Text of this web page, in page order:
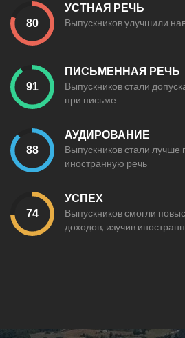
УСТНАЯ РЕЧЬ
Выпускников улучшили
ПИСЬМЕННАЯ РЕЧЬ
Выпускников стали
при письме
АУДИРОВАНИЕ
Выпускников стали лучше
иностранную речь
УСПЕХ
Выпускников смогли
доходов, изучив